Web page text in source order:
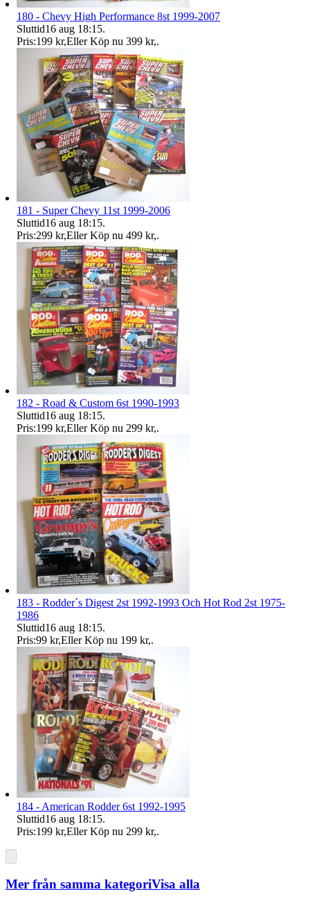
180 - Chevy High Performance 8st 1999-2007
Sluttid16 aug 18:15.
Pris:199 kr,Eller Köp nu 399 kr,.
181 - Super Chevy 11st 1999-2006
Sluttid16 aug 18:15.
Pris:299 kr,Eller Köp nu 499 kr,.
182 - Road & Custom 6st 1990-1993
Sluttid16 aug 18:15.
Pris:199 kr,Eller Köp nu 299 kr,.
183 - Rodder´s Digest 2st 1992-1993 Och Hot Rod 2st 1975-
1986
Sluttid16 aug 18:15.
Pris:99 kr,Eller Köp nu 199 kr,.
184 - American Rodder 6st 1992-1995
Sluttid16 aug 18:15.
Pris:199 kr,Eller Köp nu 299 kr,.
Mer från samma kategoriVisa alla